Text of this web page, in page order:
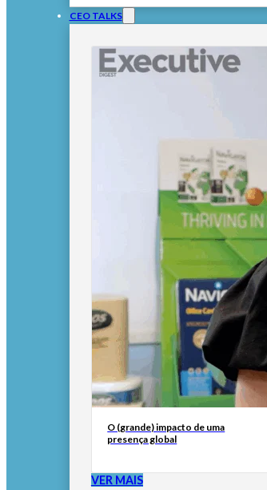
CEO TALKS
O (grande) impacto de uma
presença global
VER MAIS